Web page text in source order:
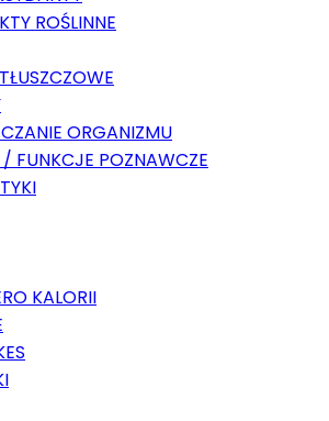
ROŚLINNE
ORGANIZMU
FUNKCJE POZNAWCZE
KALORII